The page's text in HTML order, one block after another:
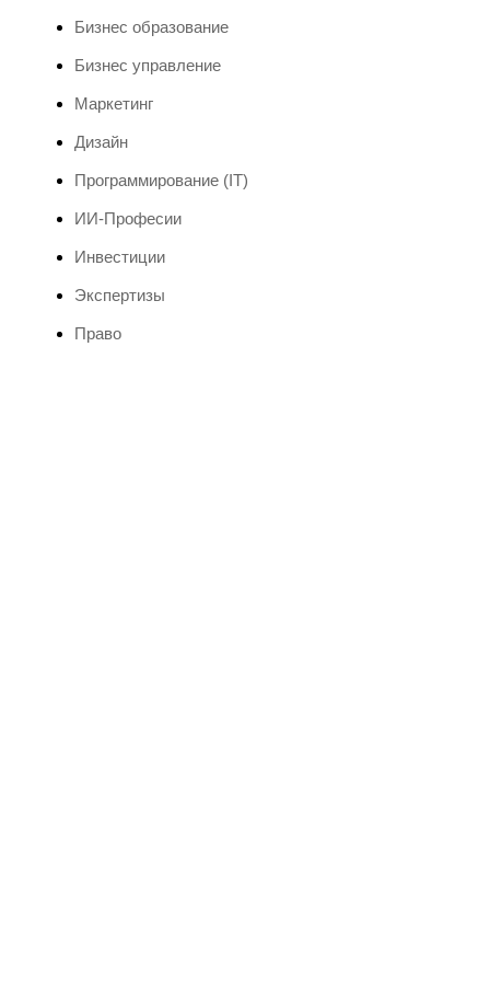
Бизнес образование
Бизнес управление
Маркетинг
Дизайн
Программирование (IT)
ИИ-Професии
Инвестиции
Экспертизы
Право